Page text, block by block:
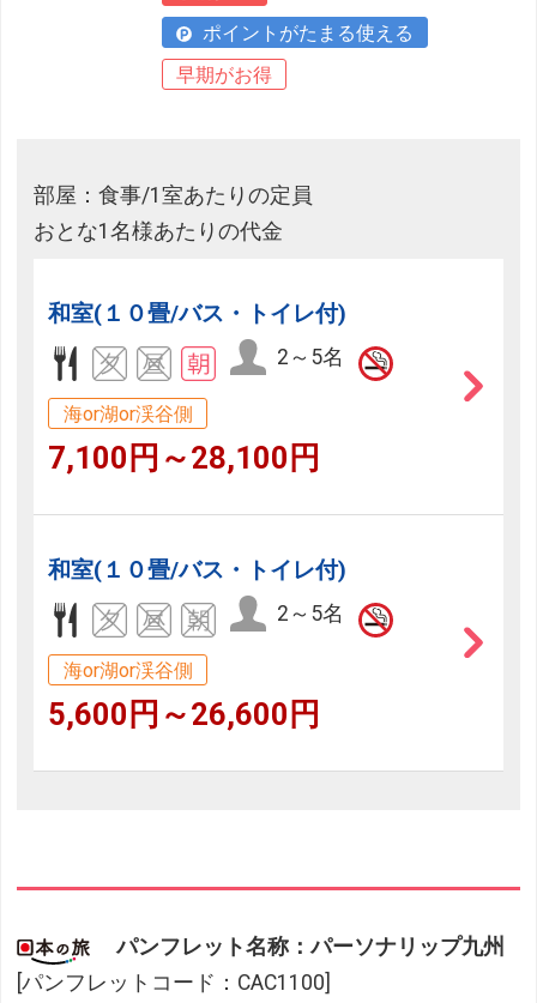
ポイントがたまる使える
早期がお得
部屋：食事/1室あたりの定員
おとな1名様あたりの代金
和室(１０畳/バス・トイレ付)
2～5名
海or湖or渓谷側
7,100円～28,100円
和室(１０畳/バス・トイレ付)
2～5名
海or湖or渓谷側
5,600円～26,600円
パンフレット名称：パーソナリップ九州
[パンフレットコード：CAC1100]